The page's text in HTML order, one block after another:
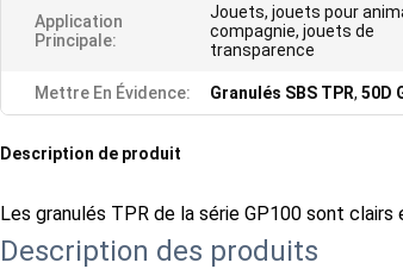
Application
Principale:
Jouets, jouets pour
compagnie, jouets de
transparence
Mettre En Évidence: Granulés SBS TPR, 50D
Description de produit
Les granulés TPR de la série GP100 sont
Description des produits